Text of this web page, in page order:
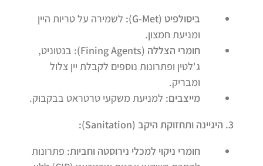
ביסולפיט (G-Met):
לשמירה על טריות היין
ומניעת חמצון.
חומרי הצללה (Fining Agents):
בנטוניט,
ג'לטין ופתרונות נוספים לקבלת יין צלול
ומבריק.
מייצבים: למניעת משקעי טרטראט בבקבוק.
3. היגיינה ותחזוקת היקב (Sanitation):
חומרי ניקוי למכלי נירוסטה וחביות: פתרונות